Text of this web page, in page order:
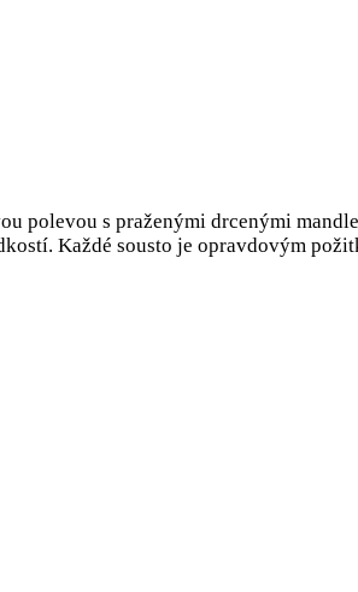
polevou s praženými drcenými
Každé sousto je opravdovým